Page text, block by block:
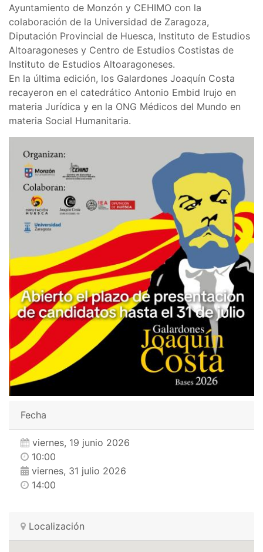
Ayuntamiento de Monzón y CEHIMO con la
colaboración de la Universidad de Zaragoza,
Diputación Provincial de Huesca, Instituto de Estudios
Altoaragoneses y Centro de Estudios Costistas de
Instituto de Estudios Altoaragoneses.
En la última edición, los Galardones Joaquín Costa
recayeron en el catedrático Antonio Embid Irujo en
materia Jurídica y en la ONG Médicos del Mundo en
materia Social Humanitaria.
Fecha
viernes, 19 junio 2026
10:00
viernes, 31 julio 2026
14:00
Localización